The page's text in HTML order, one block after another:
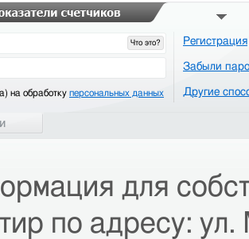
Что это? Регистрация
Забыли
Другие
на обработку персональных данных
для
по адресу: